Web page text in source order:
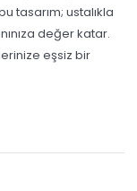
tasarım; ustalıkla
değer katar.
eşsiz bir